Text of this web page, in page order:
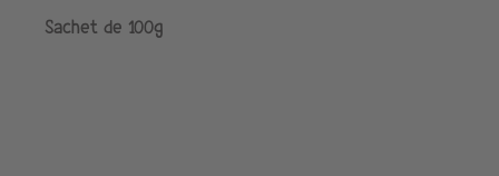
Sachet de 100g